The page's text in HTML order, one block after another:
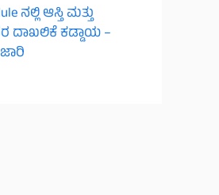
ನಲ್ಲಿ ಆಸ್ತಿ ಮತ್ತು
ದಾಖಲಿಕೆ ಕಡ್ಡಾಯ –